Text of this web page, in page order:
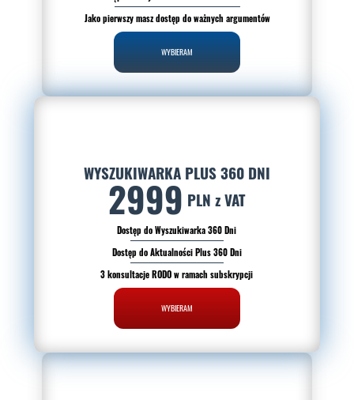
Jako pierwszy masz dostęp do ważnych argumentów
WYBIERAM
WYSZUKIWARKA PLUS 360 DNI
2999 PLN z VAT
Dostęp do Wyszukiwarka 360 Dni
Dostęp do Aktualności Plus 360 Dni
3 konsultacje RODO w ramach subskrypcji
WYBIERAM